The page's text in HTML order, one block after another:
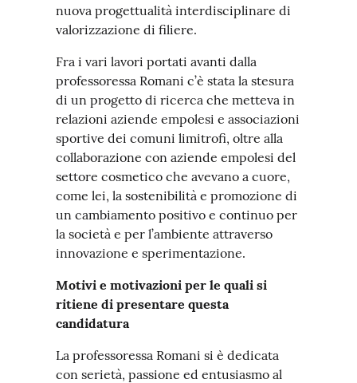
nuova progettualità interdisciplinare di
valorizzazione di filiere.
Fra i vari lavori portati avanti dalla
professoressa Romani c’è stata la stesura
di un progetto di ricerca che metteva in
relazioni aziende empolesi e associazioni
sportive dei comuni limitrofi, oltre alla
collaborazione con aziende empolesi del
settore cosmetico che avevano a cuore,
come lei, la sostenibilità e promozione di
un cambiamento positivo e continuo per
la società e per l’ambiente attraverso
innovazione e sperimentazione.
Motivi e motivazioni per le quali si
ritiene di presentare questa
candidatura
La professoressa Romani si è dedicata
con serietà, passione ed entusiasmo al